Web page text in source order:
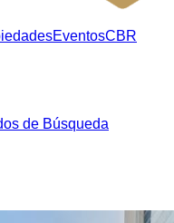
EventosCBR
de Búsqueda